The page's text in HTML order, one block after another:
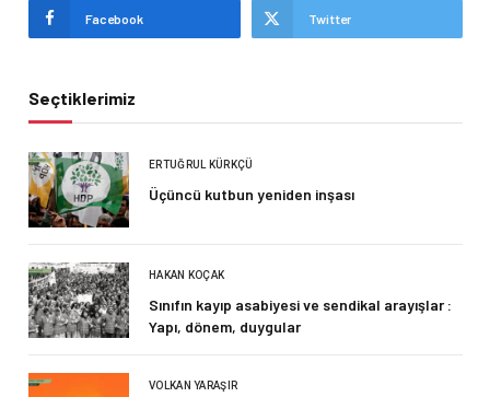
Facebook Twitter
Seçtiklerimiz
ERTUĞRUL KÜRKÇÜ
Üçüncü kutbun yeniden inşası
HAKAN KOÇAK
Sınıfın kayıp asabiyesi ve sendikal arayışlar :
Yapı, dönem, duygular
VOLKAN YARAŞIR